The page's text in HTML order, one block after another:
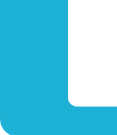
que
las